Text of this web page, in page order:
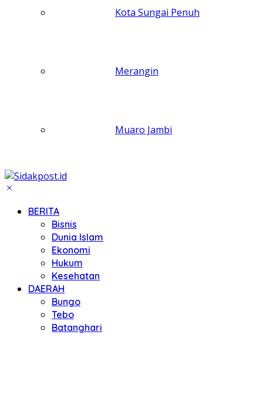
Kota Sungai Penuh
Merangin
Muaro Jambi
BERITA
Bisnis
Dunia Islam
Ekonomi
Hukum
Kesehatan
DAERAH
Bungo
Tebo
Batanghari